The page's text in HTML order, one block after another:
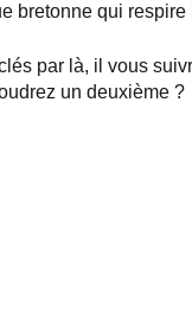
bretonne qui respire
par là, il vous
un deuxième ?